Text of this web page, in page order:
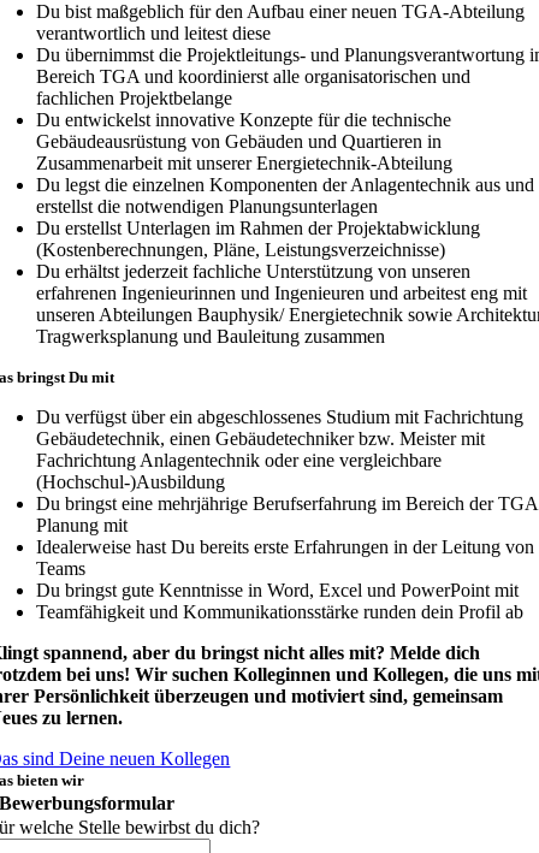
Du bist maßgeblich für den Aufbau einer neuen TGA-Abteilung
verantwortlich und leitest diese
Du übernimmst die Projektleitungs- und Planungsverantwortung
Bereich TGA und koordinierst alle organisatorischen und
fachlichen Projektbelange
Du entwickelst innovative Konzepte für die technische
Gebäudeausrüstung von Gebäuden und Quartieren in
Zusammenarbeit mit unserer Energietechnik-Abteilung
Du legst die einzelnen Komponenten der Anlagentechnik aus und
erstellst die notwendigen Planungsunterlagen
Du erstellst Unterlagen im Rahmen der Projektabwicklung
(Kostenberechnungen, Pläne, Leistungsverzeichnisse)
Du erhältst jederzeit fachliche Unterstützung von unseren
erfahrenen Ingenieurinnen und Ingenieuren und arbeitest eng mit
unseren Abteilungen Bauphysik/ Energietechnik sowie
Tragwerksplanung und Bauleitung zusammen
bringst Du mit
Du verfügst über ein abgeschlossenes Studium mit Fachrichtung
Gebäudetechnik, einen Gebäudetechniker bzw. Meister mit
Fachrichtung Anlagentechnik oder eine vergleichbare
(Hochschul-)Ausbildung
Du bringst eine mehrjährige Berufserfahrung im Bereich der
Planung mit
Idealerweise hast Du bereits erste Erfahrungen in der Leitung von
Teams
Du bringst gute Kenntnisse in Word, Excel und PowerPoint mit
Teamfähigkeit und Kommunikationsstärke runden dein Profil ab
spannend, aber du bringst nicht alles mit? Melde dich
bei uns! Wir suchen Kolleginnen und Kollegen, die uns
Persönlichkeit überzeugen und motiviert sind, gemeinsam
zu lernen.
sind Deine neuen Kollegen
bieten wir
Bewerbungsformular
welche Stelle bewirbst du dich?